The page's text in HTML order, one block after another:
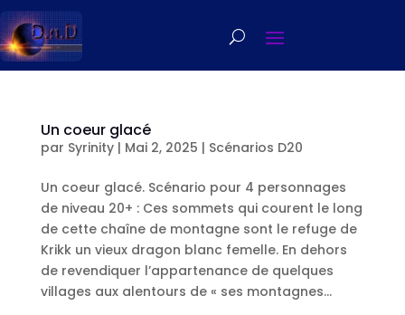
Un coeur glacé
par Syrinity| Mai 2, 2025 | Scénarios D20
Un coeur glacé. Scénario pour 4 personnages
de niveau 20+ : Ces sommets qui courent le long
de cette chaîne de montagne sont le refuge de
Krikk un vieux dragon blanc femelle. En dehors
de revendiquer l’appartenance de quelques
villages aux alentours de « ses montagnes...